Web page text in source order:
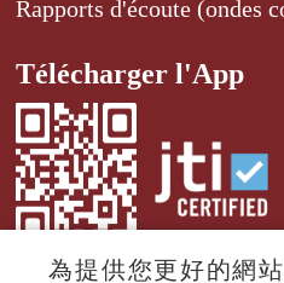
Rapports d'écoute (ondes
Télécharger l'App
為提供您更好的網